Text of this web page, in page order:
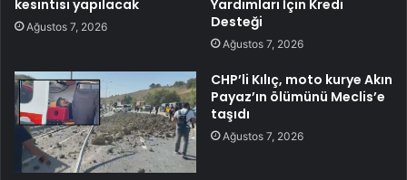
kesintisi yapılacak
Ağustos 7, 2026
Yardımları İçin Kredi
Desteği
Ağustos 7, 2026
CHP’li Kılıç, moto kurye Akın
Payaz’ın ölümünü Meclis’e
taşıdı
Ağustos 7, 2026